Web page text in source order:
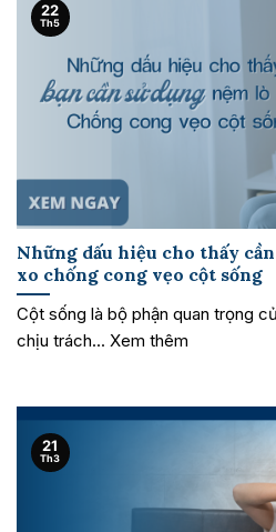
Những dấu hiệu cho thấy
xo chống cong vẹo cột sống
Cột sống là bộ phận quan trọng
chịu trách... Xem thêm
22
Th5
21
Th3